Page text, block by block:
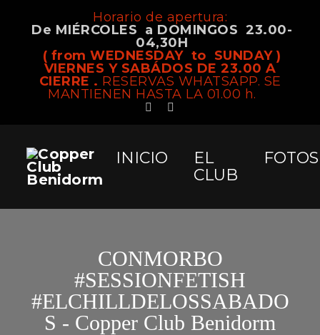
Horario de apertura:
De MIÉRCOLES a DOMINGOS 23.00-
04,30H
( from WEDNESDAY to SUNDAY )
VIERNES Y SABÁDOS DE 23.00 A
CIERRE . RESERVAS WHATSAPP. SE
MANTIENEN HASTA LA 01.00 h.
INICIO
EL
CLUB
FOTOS
CONMORBO
#SESSIONFETISH
#ELCHILLDELOSSABADO
S - Copper Club Benidorm